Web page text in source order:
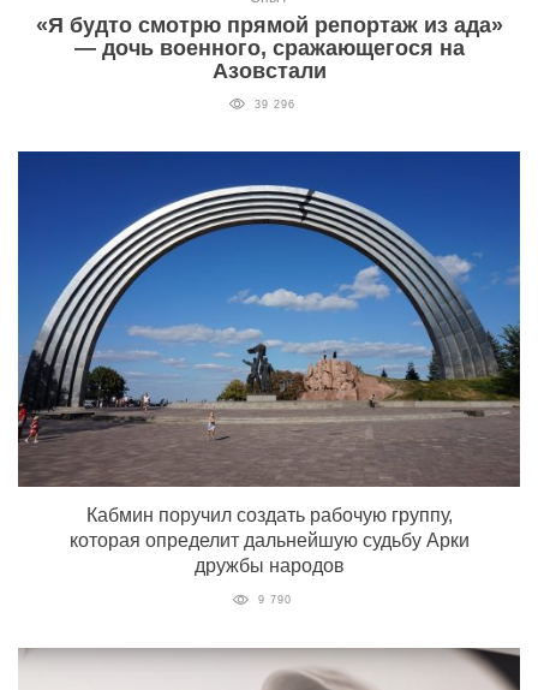
«Я будто смотрю прямой репортаж из ада»
— дочь военного, сражающегося на
Азовстали
39 296
Кабмин поручил создать рабочую группу,
которая определит дальнейшую судьбу Арки
дружбы народов
9 790